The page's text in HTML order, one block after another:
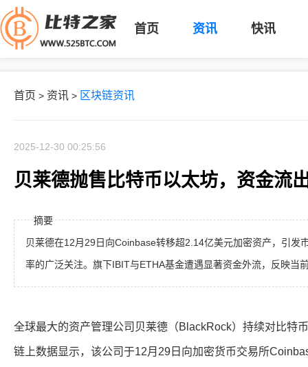
首页 资讯 快讯
首页 > 资讯 > 区块链资讯
2025-12-30 00:25:56
贝莱德抛售比特币以太坊，资金流
摘要
贝莱德在12月29日向Coinbase转移超2.14亿美元加密资产，引发
率的广泛关注。旗下IBIT与ETHA基金遭遇显著资金外流，反映当
全球最大的资产管理公司贝莱德（BlackRock）持续对比特
链上数据显示，该公司于12月29日向加密货币交易所